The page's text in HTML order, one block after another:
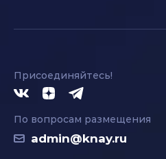
Присоединяйтесь!
По вопросам размещения
admin@knay.ru